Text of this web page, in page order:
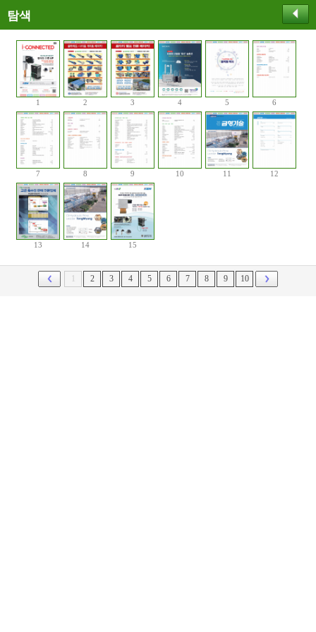
탐색
1 2 3 4 5 6
7 8 9 10 11 12
13 14 15
2 3 4 5 6 7 8 9 10